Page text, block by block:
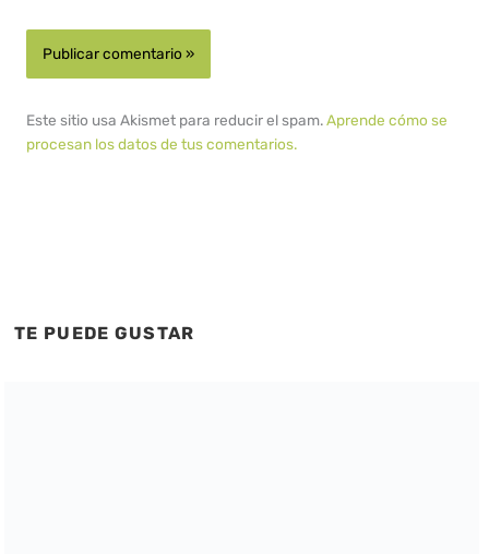
Este sitio usa Akismet para reducir el spam.Aprende cómo se
procesan los datos de tus comentarios.
TE PUEDE GUSTAR